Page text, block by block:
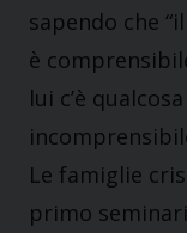
sapendo che
è
lui c’è
Le famiglie
primo